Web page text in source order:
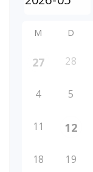
M D
27 28
4 5
11 12
18 19